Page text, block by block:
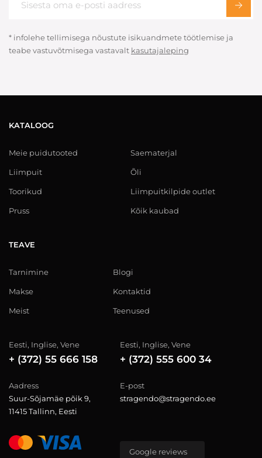
* infolehe tellimisega nõustute isikuandmete töötlemise ja
teabe vastuvõtmisega vastavalt kasutajaleping
KATALOOG
Meie puidutooted
Liimpuit
Toorikud
Pruss
Saematerjal
Õli
Liimpuitkilpide outlet
Kõik kaubad
TEAVE
Tarnimine
Makse
Meist
Blogi
Kontaktid
Teenused
Eesti, Inglise, Vene
+ (372) 55 666 158
Eesti, Inglise, Vene
+ (372) 555 600 34
Aadress
Suur-Sõjamäe põik 9,
11415 Tallinn, Eesti
E-post
stragendo@stragendo.ee
Google reviews